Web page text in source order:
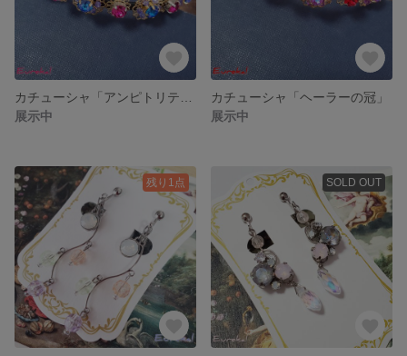
展示中
カチューシャ「ヘーラーの冠」
展示中
残り1点 SOLD OUT